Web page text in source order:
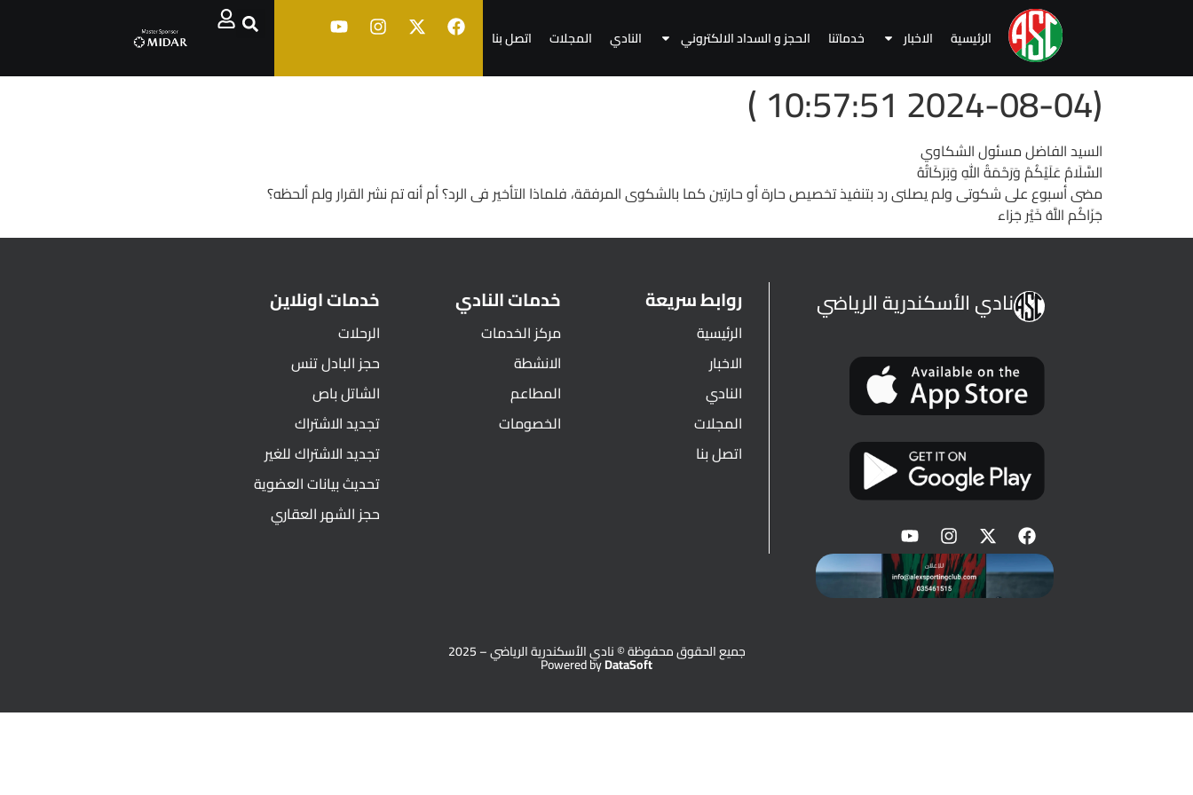
الرئيسية الاخبار خدماتنا الحجز و السداد الالكتروني النادي المجلات اتصل بنا
(2024-08-04 10:57:51 )
السيد الفاضل مسئول الشكاوي
السَّلَامُ عَلَيْكُمْ وَرَحْمَةُ اللهِ وَبَرَكَاتُهُ
مضى أسبوع على شكوتى ولم يصلنى رد بتنفيذ تخصيص حارة أو حارتين كما بالشكوى المرفقة، فلماذا التأخير فى الرد؟ أم أنه تم نشر القرار ولم ألحظه؟
جَزَاكُم اللَّهُ خَيْر جَزاء
نادي الأسكندرية الرياضي روابط سريعة
الرئيسية
الاخبار
النادي
المجلات
اتصل بنا
خدمات النادي
مركز الخدمات
الانشطة
المطاعم
الخصومات
خدمات اونلاين
الرحلات
حجز البادل تنس
الشاتل باص
تجديد الاشتراك
تجديد الاشتراك للغير
تحديث بيانات العضوية
حجز الشهر العقاري
جميع الحقوق محفوظة © نادي الأسكندرية الرياضي – 2025
Powered byDataSoft